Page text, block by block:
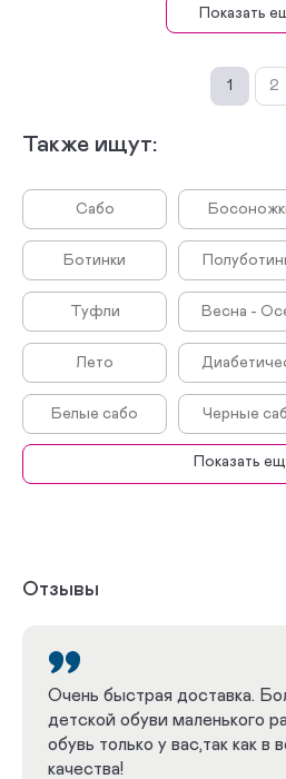
Показать
1 2
Также ищут:
Сабо
Ботинки
Туфли Весна -
Лето
Белые сабо Черные
При
Показать
Отзывы
Очень быстрая доставка.
детской обуви маленького
обувь только у вас,так как в
качества!